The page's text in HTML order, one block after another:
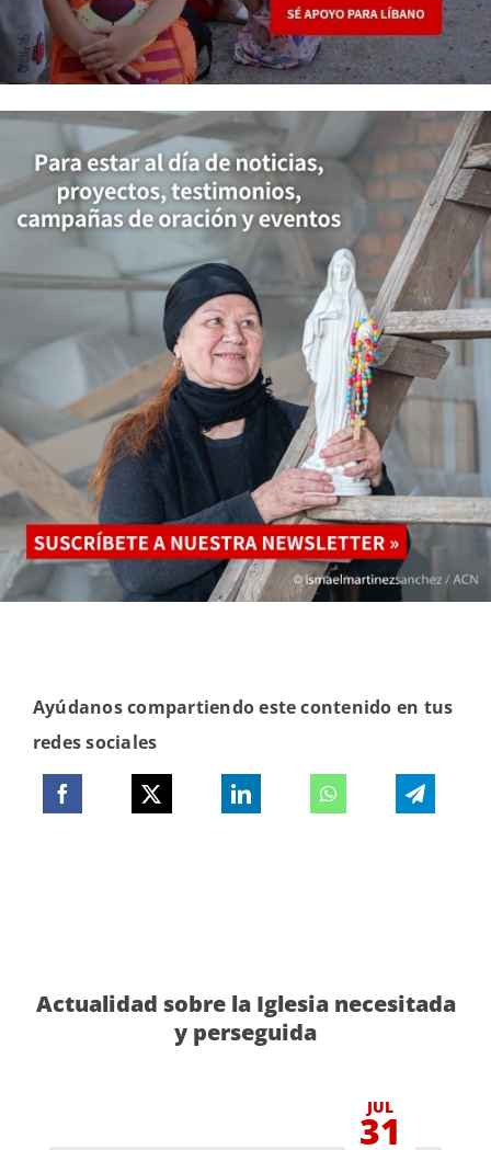
Ayúdanos compartiendo este contenido en tus
redes sociales
Actualidad sobre la Iglesia necesitada
y perseguida
JUL
31